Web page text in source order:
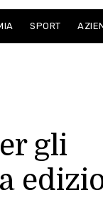
SPORT
gli